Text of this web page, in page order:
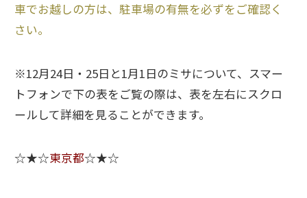
車でお越しの方は、駐車場の有無を必ずをご確認く
さい。
※12月24日・25日と1月1日のミサについて、スマー
トフォンで下の表をご覧の際は、表を左右にスクロ
ールして詳細を見ることができます。
☆★☆東京都☆★☆